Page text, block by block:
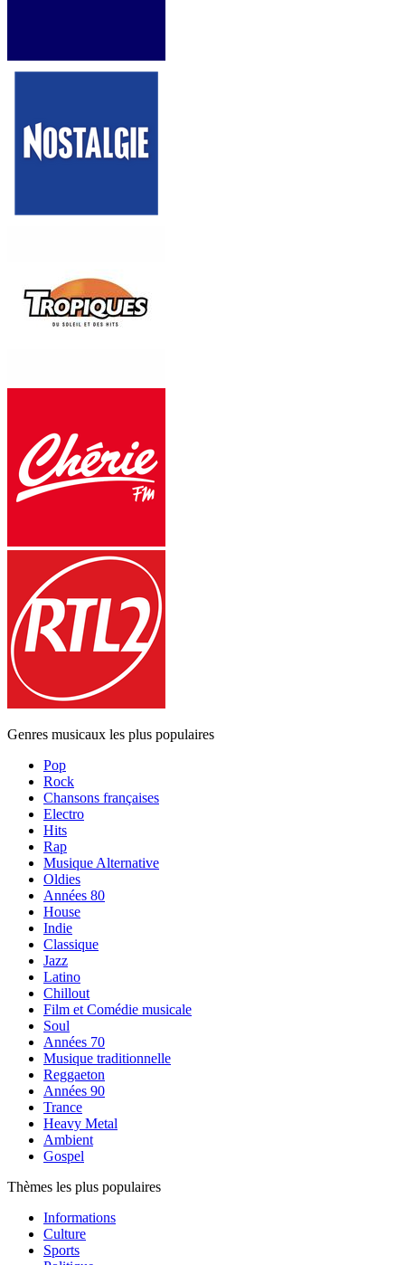
Genres musicaux les plus populaires
Pop
Rock
Chansons françaises
Electro
Hits
Rap
Musique Alternative
Oldies
Années 80
House
Indie
Classique
Jazz
Latino
Chillout
Film et Comédie musicale
Soul
Années 70
Musique traditionnelle
Reggaeton
Années 90
Trance
Heavy Metal
Ambient
Gospel
Thèmes les plus populaires
Informations
Culture
Sports